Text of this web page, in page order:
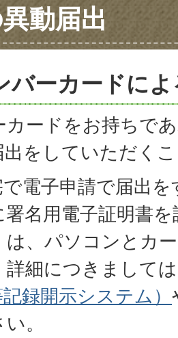
動届出
バーカードに
カードをお持ちで
出をしていただく
電子申請で届出
名用電子証明書
は、パソコンとカ
詳細につきまして
記録開示システム）
。